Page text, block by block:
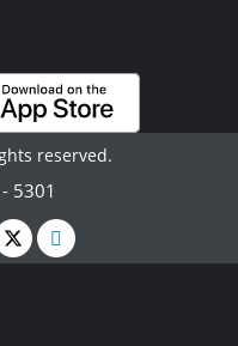
reserved.
5301